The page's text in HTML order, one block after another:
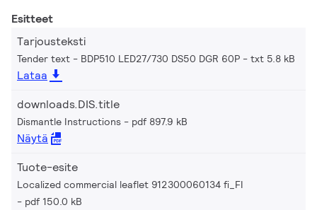
Esitteet
Tarjousteksti
Tender text - BDP510 LED27/730 DS50 DGR 60P txt 5.8 kB
Lataa
downloads.DIS.title
Dismantle Instructions pdf 897.9 kB
Näytä
Tuote-esite
Localized commercial leaflet 912300060134 fi_FI
pdf 150.0 kB